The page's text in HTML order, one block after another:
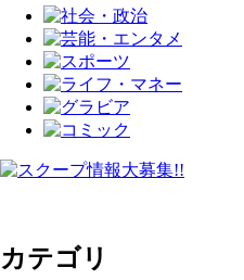
カテゴリ